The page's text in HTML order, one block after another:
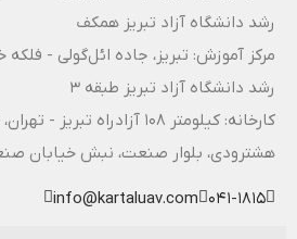
رشد دانشگاه آزاد تبریز همکف
مرکز آموزش: تبریز، جاده ائل‌گولی - فلکه
رشد دانشگاه آزاد تبریز طبقه 3
کارخانه: کیلومتر ۱۰۸ آزادراه
هشترودی، بلوار صنعت، نبش خیابان
041-1815
info@kartaluav.com